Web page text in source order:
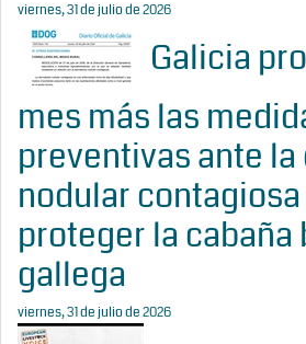
viernes, 31 de julio de 2026
Galicia
mes más las
preventivas ante
nodular
proteger la cabaña
gallega
viernes, 31 de julio de 2026